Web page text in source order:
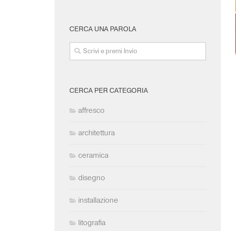
CERCA UNA PAROLA
CERCA PER CATEGORIA
affresco
architettura
ceramica
disegno
installazione
litografia